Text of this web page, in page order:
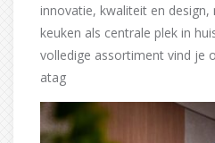
innovatie, kwaliteit en
keuken als centrale plek in
volledige assortiment vind je
atag